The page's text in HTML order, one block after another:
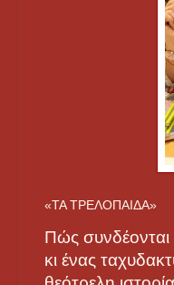
«ΤΑ ΤΡΕΛΟΠΑΙΔΑ»
Πώς συνδέονται
κι ένας